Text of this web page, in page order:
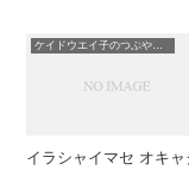
ケイドウエイ子のつぶやき日記
イラシャイマセ オキ